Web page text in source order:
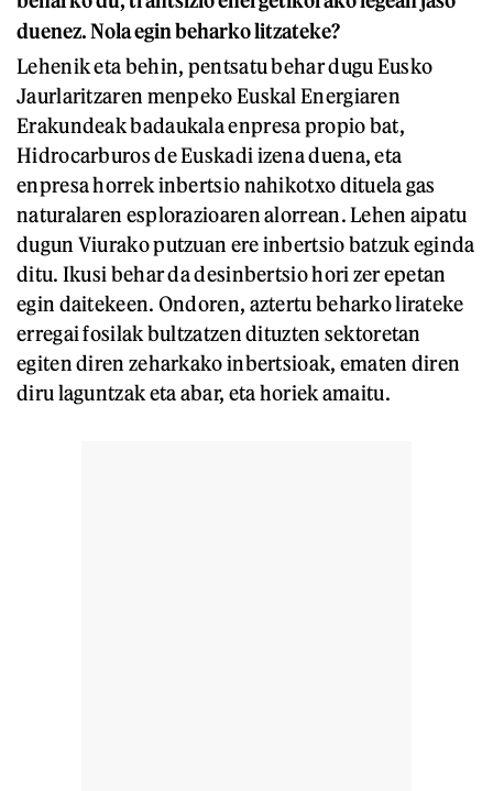
duenez. Nola egin beharko litzateke?
Lehenik eta behin, pentsatu behar dugu Eusko
Jaurlaritzaren menpeko Euskal Energiaren
Erakundeak badaukala enpresa propio bat,
Hidrocarburos de Euskadi izena duena, eta
enpresa horrek inbertsio nahikotxo dituela gas
naturalaren esplorazioaren alorrean. Lehen aipatu
dugun Viurako putzuan ere inbertsio batzuk eginda
ditu. Ikusi behar da desinbertsio hori zer epetan
egin daitekeen. Ondoren, aztertu beharko lirateke
erregai fosilak bultzatzen dituzten sektoretan
egiten diren zeharkako inbertsioak, ematen diren
diru laguntzak eta abar, eta horiek amaitu.